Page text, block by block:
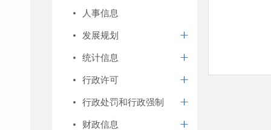
人事信息
发展规划
统计信息
行政许可
行政处罚和行政强制
财政信息